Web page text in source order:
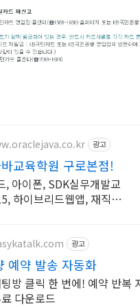
광고
교육학원 구로본점!
, 아이폰, SDK실무개발교
하이브리드웹앱, 재직자
광고
예약 발송 자동화
방 클릭 한 번에! 예약 반복
다운로드